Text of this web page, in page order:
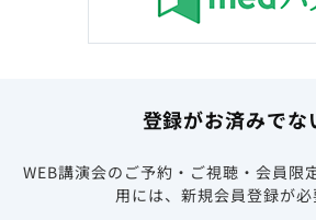
登録がお済みでな
WEB講演会のご予約・ご視聴・会員限
用には、新規会員登録が必